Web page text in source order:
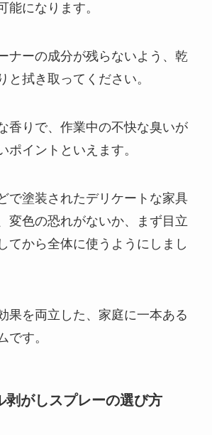
能になります。
ナーの成分が残らないよう、乾
と拭き取ってください。
香りで、作業中の不快な臭いが
ポイントといえます。
で塗装されたデリケートな家具
変色の恐れがないか、まず目立
てから全体に使うようにしまし
果を両立した、家庭に一本ある
です。
剥がしスプレーの選び方